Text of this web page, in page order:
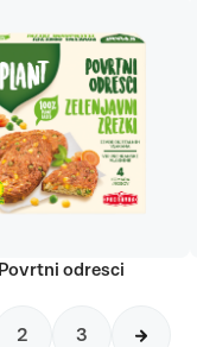
Povrtni odresci
2 3